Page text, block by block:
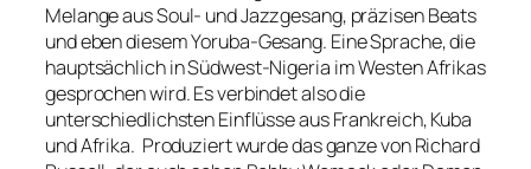
Melange aus Soul- und Jazzgesang, präzisen Beats
und eben diesem Yoruba-Gesang. Eine Sprache, die
hauptsächlich in Südwest-Nigeria im Westen Afrikas
gesprochen wird. Es verbindet also die
unterschiedlichsten Einflüsse aus Frankreich, Kuba
und Afrika. Produziert wurde das ganze von Richard